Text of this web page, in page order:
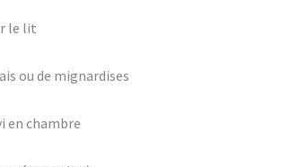
le lit
ou de mignardises
en chambre